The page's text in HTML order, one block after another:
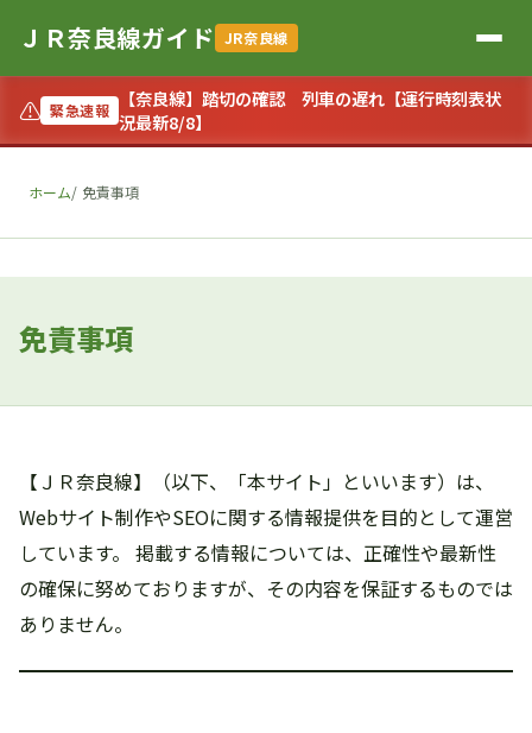
ＪＲ奈良線ガイド JR奈良線
⚠ 緊急速報
【奈良線】踏切の確認 列車の遅れ【運行時刻表状
況最新8/8】
ホーム 免責事項
免責事項
【ＪＲ奈良線】（以下、「本サイト」といいます）は、
Webサイト制作やSEOに関する情報提供を目的として運営
しています。 掲載する情報については、正確性や最新性
の確保に努めておりますが、その内容を保証するものでは
ありません。